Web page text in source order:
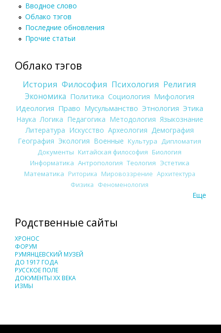
Вводное слово
Облако тэгов
Последние обновления
Прочие статьи
Облако тэгов
История Философия Психология Религия
Экономика Политика Социология Мифология
Идеология Право Мусульманство Этнология Этика
Наука Логика Педагогика Методология Языкознание
Литература Искусство Археология Демография
География Экология Военные Культура
Дипломатия
Документы Китайская философия Биология
Информатика Антропология Теология Эстетика
Математика Риторика Мировоззрение Архитектура
Физика Феноменология
Еще
Родственные сайты
ХРОНОС
ФОРУМ
РУМЯНЦЕВСКИЙ МУЗЕЙ
ДО 1917 ГОДА
РУССКОЕ ПОЛЕ
ДОКУМЕНТЫ XX ВЕКА
ИЗМЫ